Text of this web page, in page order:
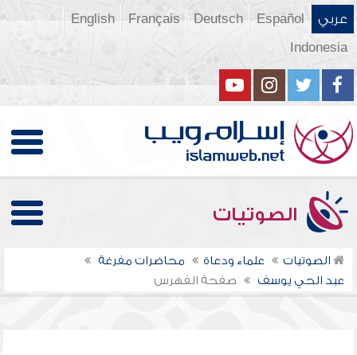
عربي Español
Deutsch
Français
English
Indonesia
الصوتيات
الصوتيات علماء ودعاة
محاضرات مفرغة
عبد الحي يوسف
صفحة الفهرس